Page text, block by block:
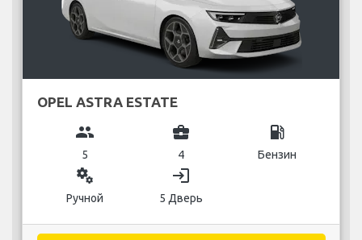
OPEL ASTRA ESTATE
group
5
business_center
4
local_gas_station
Бензин
miscellaneous_services
Ручной
login
5 Дверь